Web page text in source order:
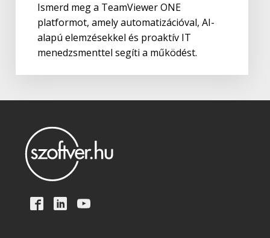
Ismerd meg a TeamViewer ONE
platformot, amely automatizációval, AI-
alapú elemzésekkel és proaktív IT
menedzsmenttel segíti a működést.